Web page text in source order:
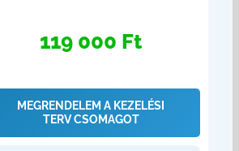
119 000 Ft
MEGRENDELEM A KEZELÉSI
TERV CSOMAGOT